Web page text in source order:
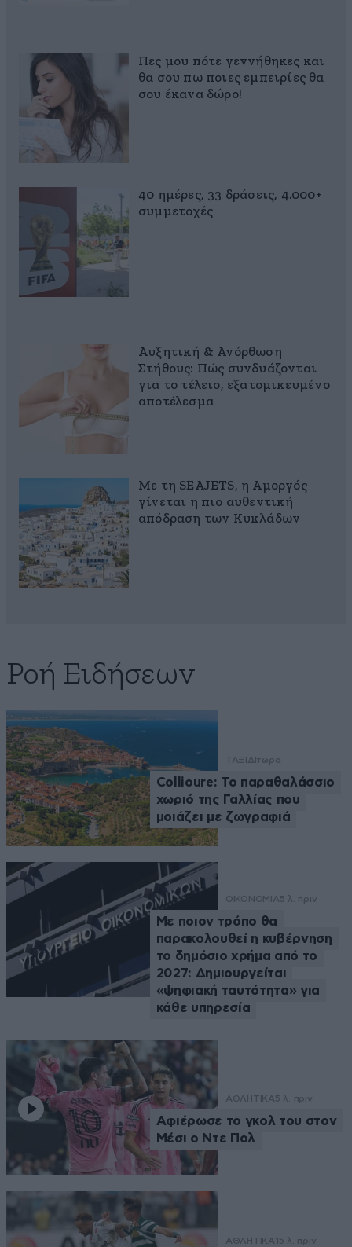
Πες μου πότε γεννήθηκες και
θα σου πω ποιες εμπειρίες θα
σου έκανα δώρο!
40 ημέρες, 33 δράσεις, 4.000+
συμμετοχές
Αυξητική & Ανόρθωση
Στήθους: Πώς συνδυάζονται
για το τέλειο, εξατομικευμένο
αποτέλεσμα
Με τη SEAJETS, η Αμοργός
γίνεται η πιο αυθεντική
απόδραση των Κυκλάδων
Ροή Ειδήσεων
ΤΑΞΙΔΙτώρα
Collioure: Το παραθαλάσσιο
χωριό της Γαλλίας που
μοιάζει με ζωγραφιά
ΟΙΚΟΝΟΜΙΑ5 λ. πριν
Με ποιον τρόπο θα
παρακολουθεί η κυβέρνηση
το δημόσιο χρήμα από το
2027: Δημιουργείται
«ψηφιακή ταυτότητα» για
κάθε υπηρεσία
ΑΘΛΗΤΙΚΑ5 λ. πριν
Αφιέρωσε το γκολ του στον
Μέσι ο Ντε Πολ
ΑΘΛΗΤΙΚΑ 15 λ. πριν